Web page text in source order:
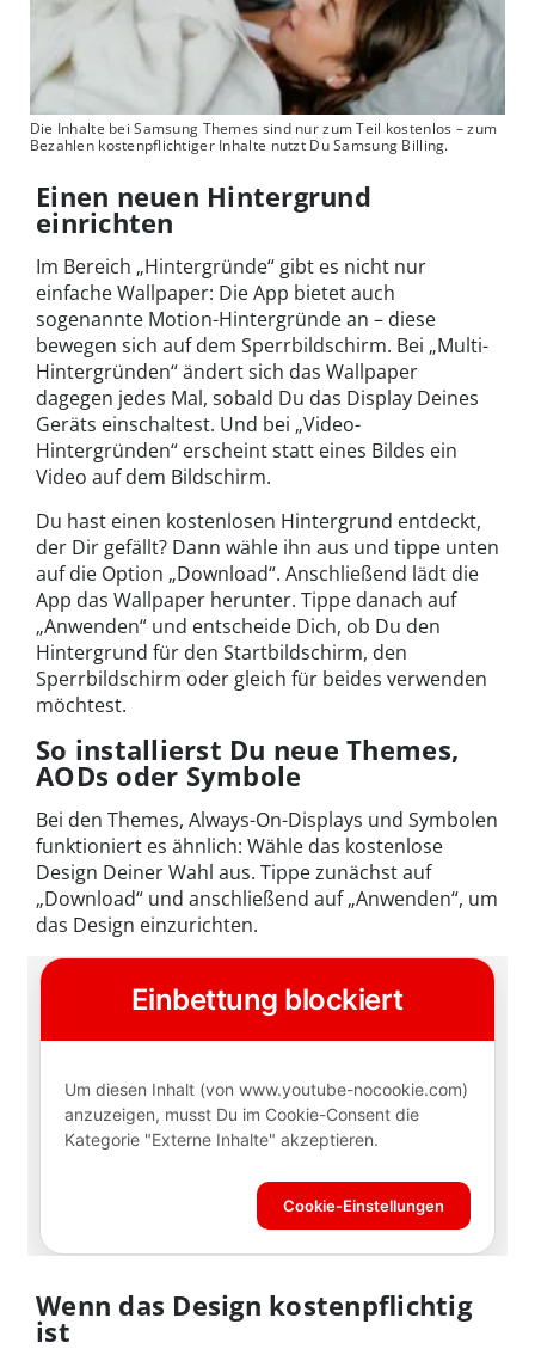
Die Inhalte bei Samsung Themes sind nur zum Teil kostenlos – zum
Bezahlen kostenpflichtiger Inhalte nutzt Du Samsung Billing.
Einen neuen Hintergrund
einrichten
Im Bereich „Hintergründe“ gibt es nicht nur
einfache Wallpaper: Die App bietet auch
sogenannte Motion-Hintergründe an – diese
bewegen sich auf dem Sperrbildschirm. Bei „Multi-
Hintergründen“ ändert sich das Wallpaper
dagegen jedes Mal, sobald Du das Display Deines
Geräts einschaltest. Und bei „Video-
Hintergründen“ erscheint statt eines Bildes ein
Video auf dem Bildschirm.
Du hast einen kostenlosen Hintergrund entdeckt,
der Dir gefällt? Dann wähle ihn aus und tippe unten
auf die Option „Download“. Anschließend lädt die
App das Wallpaper herunter. Tippe danach auf
„Anwenden“ und entscheide Dich, ob Du den
Hintergrund für den Startbildschirm, den
Sperrbildschirm oder gleich für beides verwenden
möchtest.
So installierst Du neue Themes,
AODs oder Symbole
Bei den Themes, Always-On-Displays und Symbolen
funktioniert es ähnlich: Wähle das kostenlose
Design Deiner Wahl aus. Tippe zunächst auf
„Download“ und anschließend auf „Anwenden“, um
das Design einzurichten.
Wenn das Design kostenpflichtig
ist